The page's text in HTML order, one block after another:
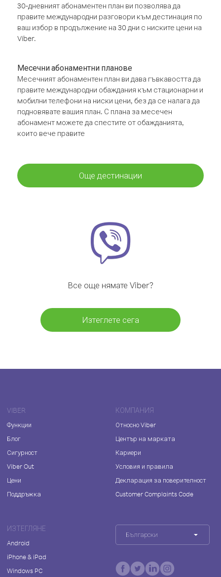
30-дневният абонаментен план ви позволява да
правите международни разговори към дестинация по
ваш избор в продължение на 30 дни с ниските цени на
Viber.
Месечни абонаментни планове
Месечният абонаментен план ви дава гъвкавостта да
правите международни обаждания към стационарни и
мобилни телефони на ниски цени, без да се налага да
подновявате вашия план. С плана за месечен
абонамент можете да спестите от обажданията,
които вече правите
Още дестинации
Все още нямате Viber?
Изтеглете сега
VIBER
Функции
Блог
Сигурност
Viber Out
Цени
Поддръжка
КОМПАНИЯ
Относно Viber
Център на марката
Кариери
Условия и правила
Декларация за поверителност
Customer Complaints Code
ИЗТЕГЛЯНЕ
Android
iPhone & iPad
Windows PC
Български